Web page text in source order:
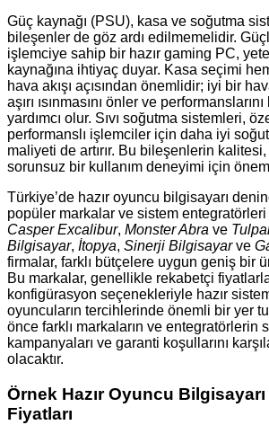
Güç kaynağı (PSU), kasa ve soğutma
bileşenler de göz ardı edilmemelidir.
işlemciye sahip bir hazır gaming PC,
kaynağına ihtiyaç duyar. Kasa seçimi
hava akışı açısından önemlidir; iyi bir
aşırı ısınmasını önler ve
yardımcı olur. Sıvı soğutma sistemleri,
performanslı işlemciler için daha iyi
maliyeti de artırır. Bu bileşenlerin
sorunsuz bir kullanım deneyimi için
Türkiye’de hazır oyuncu bilgisayarı
popüler markalar ve sistem entegratörleri
Casper Excalibur, Monster Abra ve
Bilgisayar, İtopya, Sinerji Bilgisayarve
firmalar, farklı bütçelere uygun geniş bir
Bu markalar, genellikle rekabetçi
konfigürasyon seçenekleriyle hazır
oyuncuların tercihlerinde önemli bir yer
önce farklı markaların ve entegratörlerin
kampanyaları ve garanti koşullarını
olacaktır.
Örnek Hazır Oyuncu
Fiyatları